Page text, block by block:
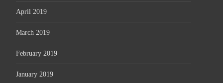
April 2019
March 2019
February 2019
January 2019